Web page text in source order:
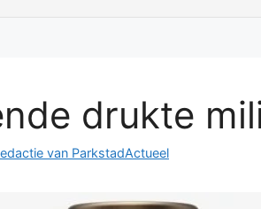
drukte
van ParkstadActueel